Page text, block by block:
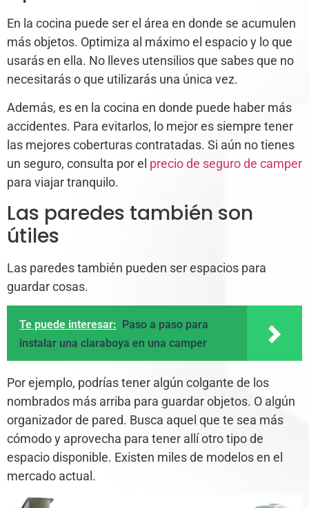
En la cocina puede ser el área en donde se acumulen
más objetos. Optimiza al máximo el espacio y lo que
usarás en ella. No lleves utensilios que sabes que no
necesitarás o que utilizarás una única vez.
Además, es en la cocina en donde puede haber más
accidentes. Para evitarlos, lo mejor es siempre tener
las mejores coberturas contratadas. Si aún no tienes
un seguro, consulta por el precio de seguro de camper
para viajar tranquilo.
Las paredes también son
útiles
Las paredes también pueden ser espacios para
guardar cosas.
Te puede interesar: Paso a paso para
instalar una claraboya en una camper
Por ejemplo, podrías tener algún colgante de los
nombrados más arriba para guardar objetos. O algún
organizador de pared. Busca aquel que te sea más
cómodo y aprovecha para tener allí otro tipo de
espacio disponible. Existen miles de modelos en el
mercado actual.